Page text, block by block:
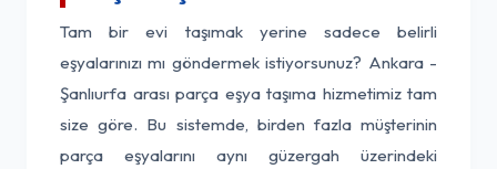
Tam bir evi taşımak yerine sadece belirli
eşyalarınızı mı göndermek istiyorsunuz? Ankara -
Şanlıurfa arası parça eşya taşıma hizmetimiz tam
size göre. Bu sistemde, birden fazla müşterinin
parça eşyalarını aynı güzergah üzerindeki